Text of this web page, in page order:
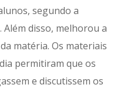
segundo a
disso, melhorou a
matéria. Os materiais
permitiram que os
e discutissem os